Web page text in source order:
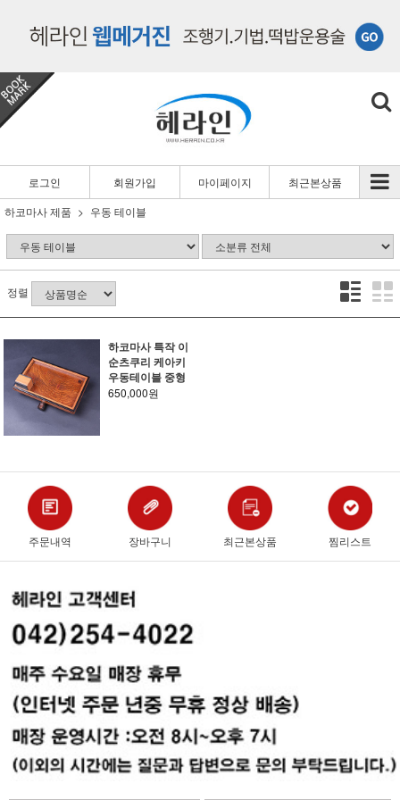
로그인 회원가입 마이페이지
최근본상품
하코마사 제품
우동 테이블
정렬
하코마사 특작 이
순츠쿠리 케아키
우동테이블 중형
650,000원
주문내역 장바구니 최근본상품 찜리스트